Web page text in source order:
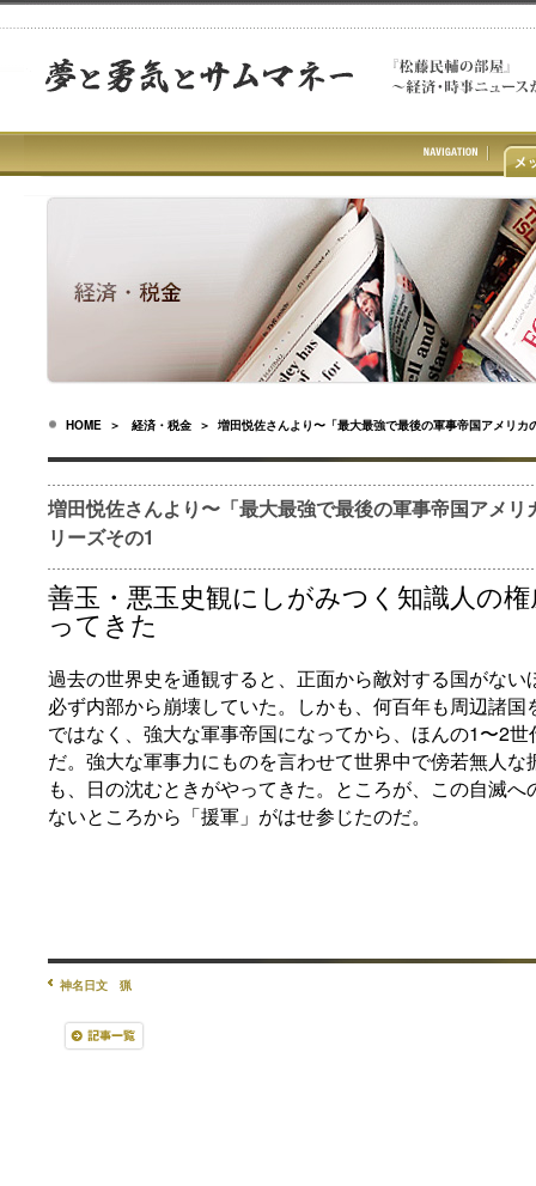
HOME ＞ 経済・税金 ＞ 増田悦佐さんより〜「最大最強で最後の軍事帝国アメリカ
増田悦佐さんより〜「最大最強で最後の軍事帝国アメリ
リーズその1
善玉・悪玉史観にしがみつく知識人の
ってきた
過去の世界史を通観すると、正面から敵対する国がな
必ず内部から崩壊していた。しかも、何百年も周辺諸
ではなく、強大な軍事帝国になってから、ほんの1〜2
だ。強大な軍事力にものを言わせて世界中で傍若無人
も、日の沈むときがやってきた。ところが、この自滅
ないところから「援軍」がはせ参じたのだ。
神名日文 猟